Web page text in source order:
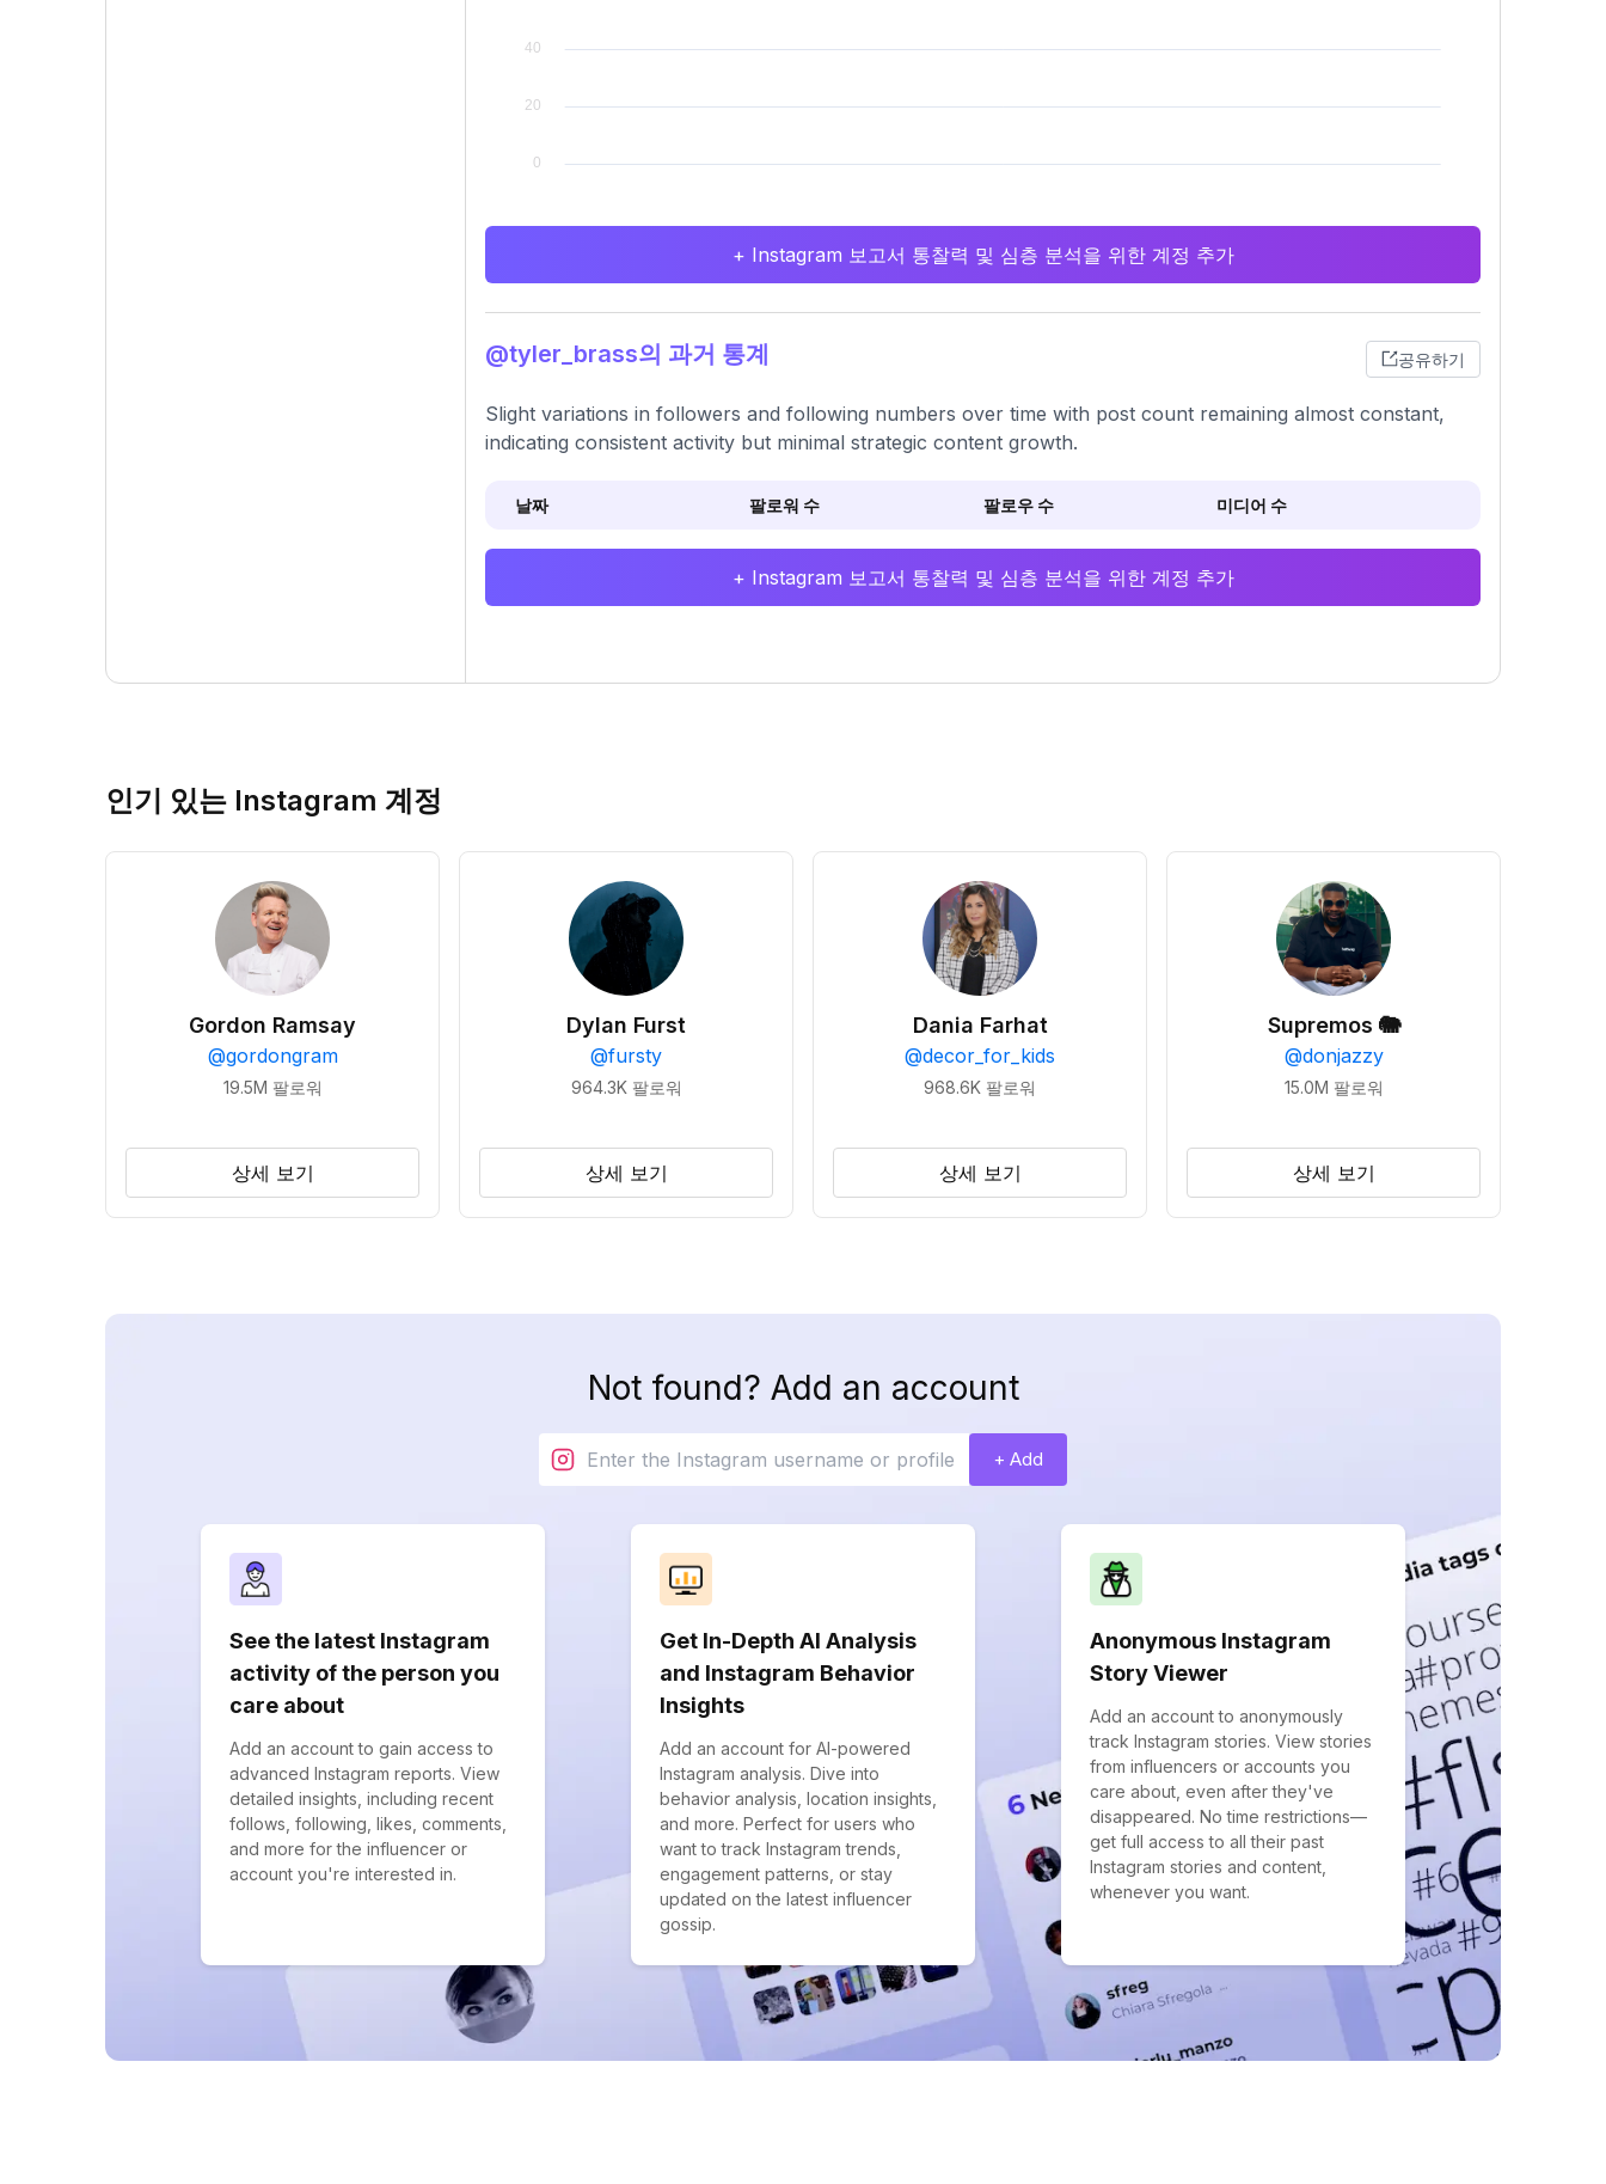
+ Instagram 보고서 통찰력 및 심층 분석을 위한 계정 추가
@tyler_brass의 과거 통계 공유하기
Slight variations in followers and following numbers over time with post count remaining almost constant,
indicating consistent activity but minimal strategic content growth.
날짜 팔로워 수 팔로우 수 미디어 수
+ Instagram 보고서 통찰력 및 심층 분석을 위한 계정 추가
인기 있는 Instagram 계정
Gordon Ramsay
@gordongram
19.5M 팔로워
상세 보기
Dylan Furst
@fursty
964.3K 팔로워
상세 보기
Dania Farhat
@decor_for_kids
968.6K 팔로워
상세 보기
Supremos 🐘
@donjazzy
15.0M 팔로워
상세 보기
Not found? Add an account
+ Add
See the latest Instagram
activity of the person you
care about
Add an account to gain access to
advanced Instagram reports. View
detailed insights, including recent
follows, following, likes, comments,
and more for the influencer or
account you're interested in.
Get In-Depth AI Analysis
and Instagram Behavior
Insights
Add an account for AI-powered
Instagram analysis. Dive into
behavior analysis, location insights,
and more. Perfect for users who
want to track Instagram trends,
engagement patterns, or stay
updated on the latest influencer
gossip.
Anonymous Instagram
Story Viewer
Add an account to anonymously
track Instagram stories. View stories
from influencers or accounts you
care about, even after they've
disappeared. No time restrictions—
get full access to all their past
Instagram stories and content,
whenever you want.